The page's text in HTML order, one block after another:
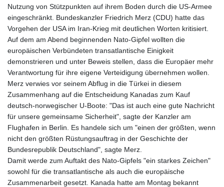
Nutzung von Stützpunkten auf ihrem Boden durch die US-Armee
eingeschränkt. Bundeskanzler Friedrich Merz (CDU) hatte das
Vorgehen der USA im Iran-Krieg mit deutlichen Worten kritisiert.
Auf dem am Abend beginnenden Nato-Gipfel wollten die
europäischen Verbündeten transatlantische Einigkeit
demonstrieren und unter Beweis stellen, dass die Europäer mehr
Verantwortung für ihre eigene Verteidigung übernehmen wollen.
Merz verwies vor seinem Abflug in die Türkei in diesem
Zusammenhang auf die Entscheidung Kanadas zum Kauf
deutsch-norwegischer U-Boote: "Das ist auch eine gute Nachricht
für unsere gemeinsame Sicherheit", sagte der Kanzler am
Flughafen in Berlin. Es handele sich um "einen der größten, wenn
nicht den größten Rüstungsauftrag in der Geschichte der
Bundesrepublik Deutschland", sagte Merz.
Damit werde zum Auftakt des Nato-Gipfels "ein starkes Zeichen"
sowohl für die transatlantische als auch die europäische
Zusammenarbeit gesetzt. Kanada hatte am Montag bekannt